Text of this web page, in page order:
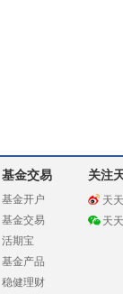
基金交易
基金开户
基金交易
活期宝
基金产品
稳健理财
关注
天
天